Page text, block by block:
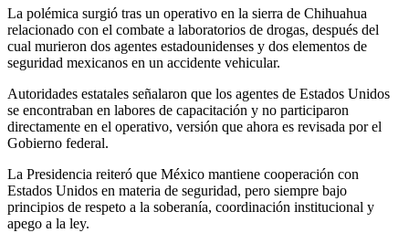
La polémica surgió tras un operativo en la sierra de Chihuahua
relacionado con el combate a laboratorios de drogas, después del
cual murieron dos agentes estadounidenses y dos elementos de
seguridad mexicanos en un accidente vehicular.
Autoridades estatales señalaron que los agentes de Estados Unidos
se encontraban en labores de capacitación y no participaron
directamente en el operativo, versión que ahora es revisada por el
Gobierno federal.
La Presidencia reiteró que México mantiene cooperación con
Estados Unidos en materia de seguridad, pero siempre bajo
principios de respeto a la soberanía, coordinación institucional y
apego a la ley.